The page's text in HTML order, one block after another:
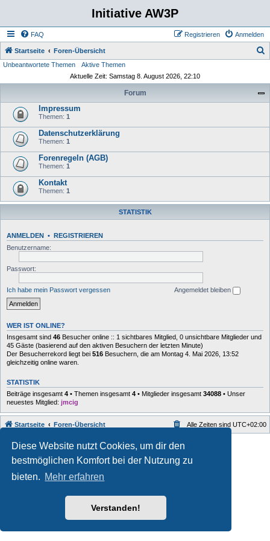
Diese Website nutzt Cookies, um dir den
bestmöglichen Komfort bei der Nutzung zu
bieten. Mehr erfahren
Verstanden!
Initiative AW3P
FAQ Anmelden
Registrieren
Startseite Foren-Übersicht
Unbeantwortete Themen
Aktive Themen
Aktuelle Zeit: Samstag 8. August 2026, 22:10
Forum
Impressum
Themen: 1
Datenschutzerklärung
Themen: 1
Forenregeln (AGB)
Themen: 1
Kontakt
Themen: 1
STATISTIK
ANMELDEN • REGISTRIEREN
Benutzername:
Passwort:
Ich habe mein Passwort vergessen Angemeldet bleiben
WER IST ONLINE?
Insgesamt sind 46 Besucher online :: 1 sichtbares Mitglied, 0 unsichtbare Mitglieder und
45 Gäste (basierend auf den aktiven Besuchern der letzten Minute)
Der Besucherrekord liegt bei 516 Besuchern, die am Montag 4. Mai 2026, 13:52
gleichzeitig online waren.
STATISTIK
Beiträge insgesamt 4 • Themen insgesamt 4 • Mitglieder insgesamt 34088 • Unser
neuestes Mitglied: jmcig
Startseite Foren-Übersicht Alle Zeiten sind UTC+02:00
Style developer by forum ,
Powered byphpBB ® Forum Software © phpBB Limited
Deutsche Übersetzung durchphpBB.de
Datenschutz